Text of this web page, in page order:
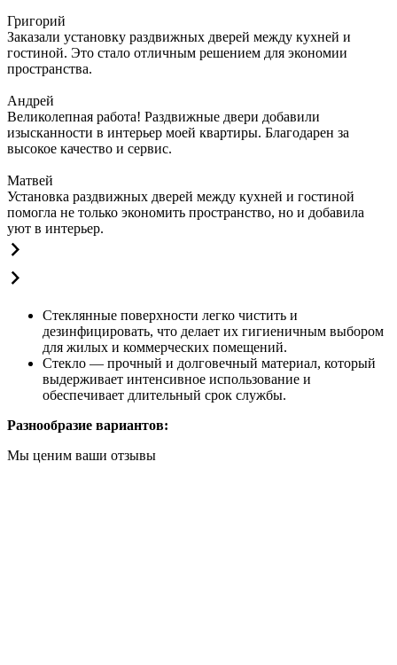
Григорий
Заказали установку раздвижных дверей между кухней и
гостиной. Это стало отличным решением для экономии
пространства.
Андрей
Великолепная работа! Раздвижные двери добавили
изысканности в интерьер моей квартиры. Благодарен за
высокое качество и сервис.
Матвей
Установка раздвижных дверей между кухней и гостиной
помогла не только экономить пространство, но и добавила
уют в интерьер.
Стеклянные поверхности легко чистить и
дезинфицировать, что делает их гигиеничным выбором
для жилых и коммерческих помещений.
Стекло — прочный и долговечный материал, который
выдерживает интенсивное использование и
обеспечивает длительный срок службы.
Разнообразие вариантов:
Мы ценим ваши отзывы